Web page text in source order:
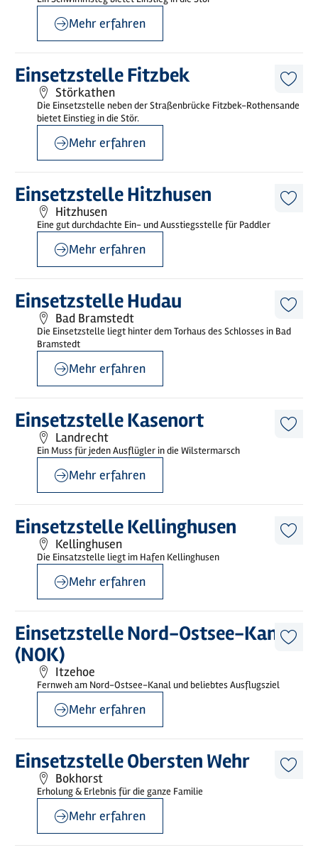
Mehr erfahren
Einsetzstelle Fitzbek
Störkathen
Die Einsetzstelle neben der Straßenbrücke Fitzbek-Rothensande
bietet Einstieg in die Stör.
Mehr
erfahren
Mehr erfahren
Einsetzstelle Hitzhusen
Hitzhusen
Eine gut durchdachte Ein- und Ausstiegsstelle für Paddler
Mehr
erfahren
Mehr erfahren
Einsetzstelle Hudau
Bad Bramstedt
Die Einsetzstelle liegt hinter dem Torhaus des Schlosses in Bad
Bramstedt
Mehr
erfahren
Mehr erfahren
Einsetzstelle Kasenort
Landrecht
Ein Muss für jeden Ausflügler in die Wilstermarsch
Mehr
erfahren
Mehr erfahren
Einsetzstelle Kellinghusen
Kellinghusen
Die Einsatzstelle liegt im Hafen Kellinghusen
Mehr
erfahren
Mehr erfahren
Einsetzstelle Nord-Ostsee-Kanal
(NOK)
Itzehoe
Fernweh am Nord-Ostsee-Kanal und beliebtes Ausflugsziel
Mehr
erfahren
Mehr erfahren
Einsetzstelle Obersten Wehr
Bokhorst
Erholung & Erlebnis für die ganze Familie
Mehr
erfahren
Mehr erfahren